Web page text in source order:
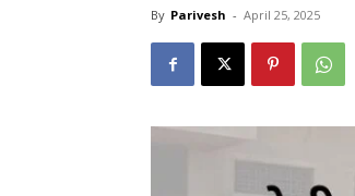
By Parivesh - April 25, 2025